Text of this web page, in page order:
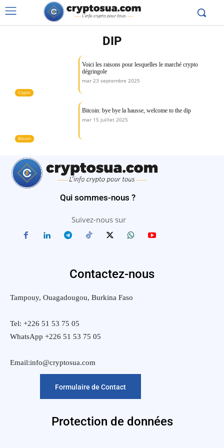
DIP
Crypto
Voici les raisons pour lesquelles le marché crypto
dégringole
mar 23 septembre 2025
Bitcoin
Bitcoin: bye bye la hausse, welcome to the dip
mar 15 juillet 2025
Qui sommes-nous ?
Suivez-nous sur
Contactez-nous
Tampouy, Ouagadougou, Burkina Faso
Tel: +226 51 53 75 05
WhatsApp +226 51 53 75 05
Email:info@cryptosua.com
Formulaire de Contact
Protection de données